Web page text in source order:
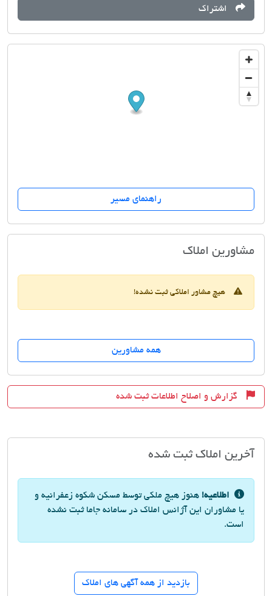
اشتراک
راهنمای مسیر
مشاورین املاکمسکن شکوه زعفرانیه
هیچ مشاور املاکی ثبت نشده!
همه مشاورین
گزارش و اصلاح اطلاعات ثبت شده
آخرین املاک ثبت شده
اطلاعیه! هنوز هیچ ملکی توسط مسکن شکوه زعفرانیه و
یا مشاوران این آژانس املاک در سامانه جاما ثبت نشده
است.
بازدید از همه آگهی های املاک